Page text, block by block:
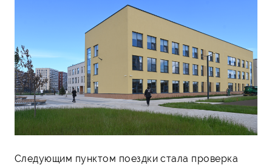
Следующим пунктом поездки стала проверка